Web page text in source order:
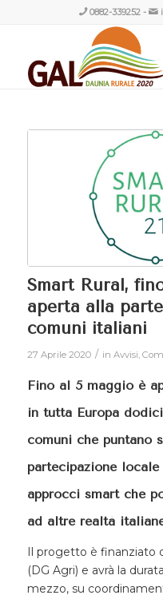
0882-339252-
Smart Rural,
aperta alla
comuni italiani
27 Aprile 2020 / in Avvisi,
Fino al 5 maggio è
in tutta Europa
comuni che puntano
partecipazione
approcci smart che
ad altre realtà
Il progetto è finanziato
(DG Agri) e avrà la
mezzo, su